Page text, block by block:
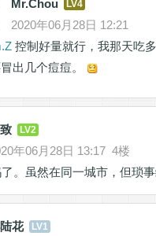
Mr.Chou LV4
2020年06月28日 12:21
控制好量就行，我那天吃
出几个痘痘。
LV2
年06月28日 13:17 4楼
。虽然在同一城市，但琐事
花 LV1